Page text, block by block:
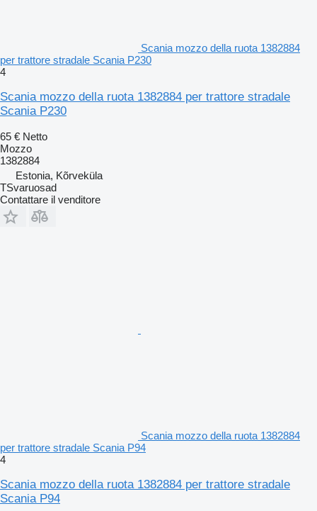
Scania mozzo della ruota 1382884
per trattore stradale Scania P230
4
Scania mozzo della ruota 1382884 per trattore stradale
Scania P230
65 € Netto
Mozzo
1382884
Estonia, Kõrveküla
TSvaruosad
Contattare il venditore
Scania mozzo della ruota 1382884
per trattore stradale Scania P94
4
Scania mozzo della ruota 1382884 per trattore stradale
Scania P94